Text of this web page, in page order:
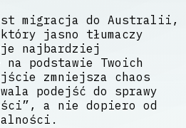
migracja do Australii,
jasno tłumaczy
najbardziej
podstawie Twoich
zmniejsza chaos
podejść do sprawy
a nie dopiero od